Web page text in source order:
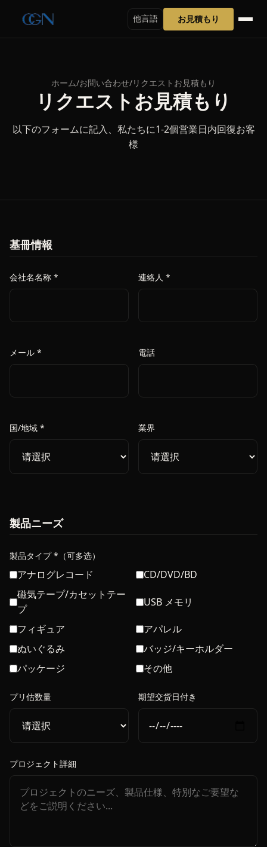
他言語 お見積もり
ホーム/お問い合わせ/リクエストお見積もり
リクエストお見積もり
以下のフォームに記入、私たちに1-2個営業日内回復お客
様
基冊情報
会社名名称 * 連絡人 *
メール * 電話
国/地域 * 業界
製品ニーズ
製品タイプ *（可多选）
アナログレコード
CD/DVD/BD
磁気テープ/カセットテー
プ
USB メモリ
フィギュア
アパレル
ぬいぐるみ
バッジ/キーホルダー
パッケージ
その他
プリ估数量 期望交货日付き
プロジェクト詳細